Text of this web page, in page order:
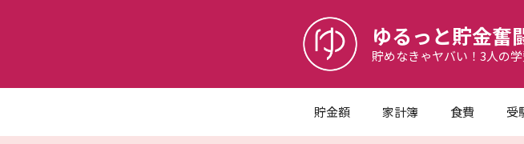
ツ
ゆるっと貯金奮
貯めなきゃヤバい！3人の
貯金額 家計簿 食費 受